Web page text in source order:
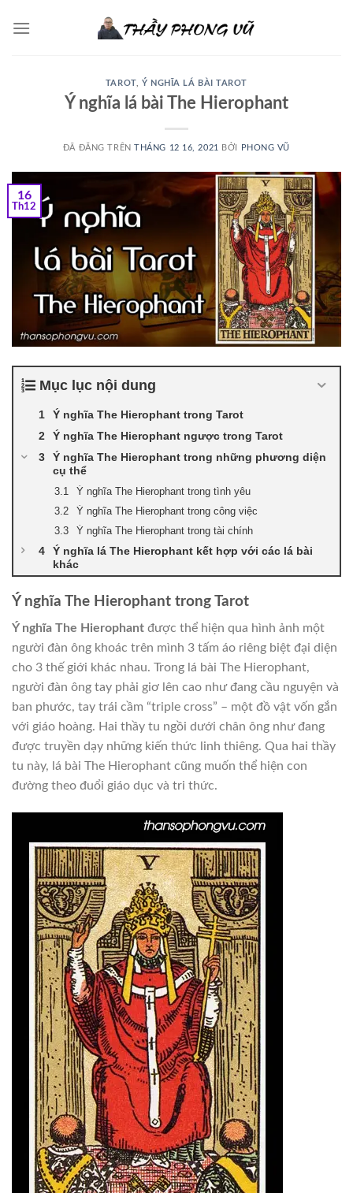
đến
TAROT, Ý NGHĨA LÁ BÀI TAROT
Ý nghĩa lá bài The Hierophant
ĐÃ ĐĂNG TRÊNTHÁNG 12 16, 2021 BỞI PHONG VŨ
16
Th12
Mục lục nội dung
Ý nghĩa The Hierophant trong Tarot
Ý nghĩa The Hierophant ngược trong Tarot
Ý nghĩa The Hierophant trong những phương diện
cụ thể
Ý nghĩa The Hierophant trong tình yêu
Ý nghĩa The Hierophant trong công việc
Ý nghĩa The Hierophant trong tài chính
Ý nghĩa lá The Hierophant kết hợp với các lá bài
khác
Ý nghĩa The Hierophant trong Tarot
Ý nghĩa The Hierophant được thể hiện qua hình ảnh một
người đàn ông khoác trên mình 3 tấm áo riêng biệt đại diện
cho 3 thế giới khác nhau. Trong lá bài The Hierophant,
người đàn ông tay phải giơ lên cao như đang cầu nguyện và
ban phước, tay trái cầm “triple cross” – một đồ vật vốn gắn
với giáo hoàng. Hai thầy tu ngồi dưới chân ông như đang
được truyền dạy những kiến thức linh thiêng. Qua hai thầy
tu này, lá bài The Hierophant cũng muốn thể hiện con
đường theo đuổi giáo dục và tri thức.